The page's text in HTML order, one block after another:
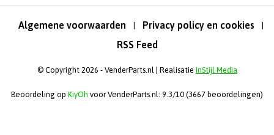
Algemene voorwaarden | Privacy policy en cookies |
RSS Feed
© Copyright 2026 - VenderParts.nl | Realisatie InStijl Media
Beoordeling op KiyOh voor VenderParts.nl: 9.3/10 (3667 beoordelingen)